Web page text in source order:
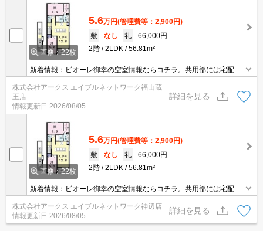
画像：22枚
5.6万円(管理費等：2,900円)
敷
なし 礼
66,000円
2階
2LDK 56.81m²
新着情報：ビオーレ御幸の空室情報ならコチラ。共用部には宅配ボ
ックスが付いているため、好きなタイミングで荷物を受け取ること
ができます。室内設備は浴室乾燥機・洗面所独立など豊富に揃って
おり、過ごしやすいお部屋になっております。来訪者の顔が見える
TVインターホン付き。
株式会社アークス エイブルネットワーク福山蔵
王店
情報更新日 2026/08/05
詳細を見る
画像：22枚
5.6万円(管理費等：2,900円)
敷
なし 礼
66,000円
2階
2LDK 56.81m²
新着情報：ビオーレ御幸の空室情報ならコチラ。共用部には宅配ボ
ックスが付いているため、好きなタイミングで荷物を受け取ること
ができます。室内設備は浴室乾燥機・洗面所独立など豊富に揃って
おり、過ごしやすいお部屋になっております。来訪者の顔が見える
TVインターホン付き。
株式会社アークス エイブルネットワーク神辺店
情報更新日 2026/08/05
詳細を見る